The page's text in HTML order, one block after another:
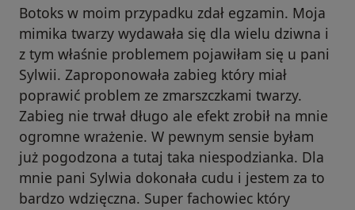
Botoks w moim przypadku zdał egzamin. Moja
mimika twarzy wydawała się dla wielu dziwna i
z tym właśnie problemem pojawiłam się u pani
Sylwii. Zaproponowała zabieg który miał
poprawić problem ze zmarszczkami twarzy.
Zabieg nie trwał długo ale efekt zrobił na mnie
ogromne wrażenie. W pewnym sensie byłam
już pogodzona a tutaj taka niespodzianka. Dla
mnie pani Sylwia dokonała cudu i jestem za to
bardzo wdzięczna. Super fachowiec który